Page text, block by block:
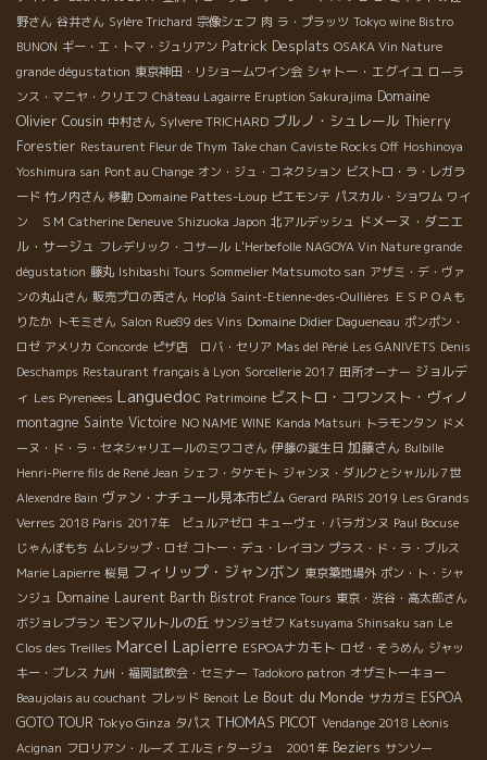
野さん 谷井さん Sylère Trichard 宗像シェフ 肉 ラ・プラッツ Tokyo wine Bistro
BUNON ギー・エ・トマ・ジュリアン Patrick Desplats OSAKA Vin Nature
grande dégustation 東京神田・リショームワイン会 シャトー・エグイユ ローラ
ンス・マニヤ・クリエフ Château Lagairre Eruption Sakurajima Domaine
Olivier Cousin 中村さん Sylvere TRICHARD ブルノ・シュレール Thierry
Forestier Restaurent Fleur de Thym Take chan Caviste Rocks Off Hoshinoya
Yoshimura san Pont au Change オン・ジュ・コネクション ビストロ・ラ・レガラ
ード 竹ノ内さん 移動 Domaine Pattes-Loup ピエモンテ パスカル・ショワム ワイ
ン ＳＭ Catherine Deneuve Shizuoka Japon 北アルデッシュ ドメーヌ・ダニエ
ル・サージュ フレデリック・コサール L'Herbefolle NAGOYA Vin Nature grande
dégustation 藤丸 Ishibashi Tours Sommelier Matsumoto san アザミ・デ・ヴァ
ンの丸山さん 販売プロの西さん Hop'là Saint-Etienne-des-Oullières ＥＳＰＯＡも
りたか トモミさん Salon Rue89 des Vins Domaine Didier Dagueneau ポンポン・
ロゼ アメリカ Concorde ピザ店 ロバ・セリア Mas del Périé Les GANIVETS Denis
Deschamps Restaurant français à Lyon Sorcellerie 2017 田所オーナー ジョルデ
ィ Les Pyrenees Languedoc Patrimoine ビストロ・コワンスト・ヴィノ
montagne Sainte Victoire NO NAME WINE Kanda Matsuri トラモンタン ドメ
ーヌ・ド・ラ・セネシャリエールのミワコさん 伊藤の誕生日 加藤さん Bulbille
Henri-Pierre fils de René Jean シェフ・タケモト ジャンヌ・ダルクとシャルル７世
Alexendre Bain ヴァン・ナチュール見本市ビム Gerard PARIS 2019 Les Grands
Verres 2018 Paris 2017年 ビュルアゼロ キューヴェ・バラガンヌ Paul Bocuse
じゃんぼもち ムレシップ・ロゼ コトー・デュ・レイヨン プラス・ド・ラ・ブルス
Marie Lapierre 桜見 フィリップ・ジャンボン 東京築地場外 ポン・ト・シャ
ンジュ Domaine Laurent Barth Bistrot France Tours 東京・渋谷・高太郎さん
ボジョレブラン モンマルトルの丘 サンジョゼフ Katsuyama Shinsaku san Le
Clos des Treilles Marcel Lapierre ESPOAナカモト ロゼ・そうめん ジャッ
キー・プレス 九州・福岡試飲会・セミナー Tadokoro patron オザミトーキョー
Beaujolais au couchant フレッド Benoit Le Bout du Monde サカガミ ESPOA
GOTO TOUR Tokyo Ginza タパス THOMAS PICOT Vendange 2018 Léonis
Acignan フロリアン・ルーズ エルミｒタージュ 2001年 Beziers サンソー